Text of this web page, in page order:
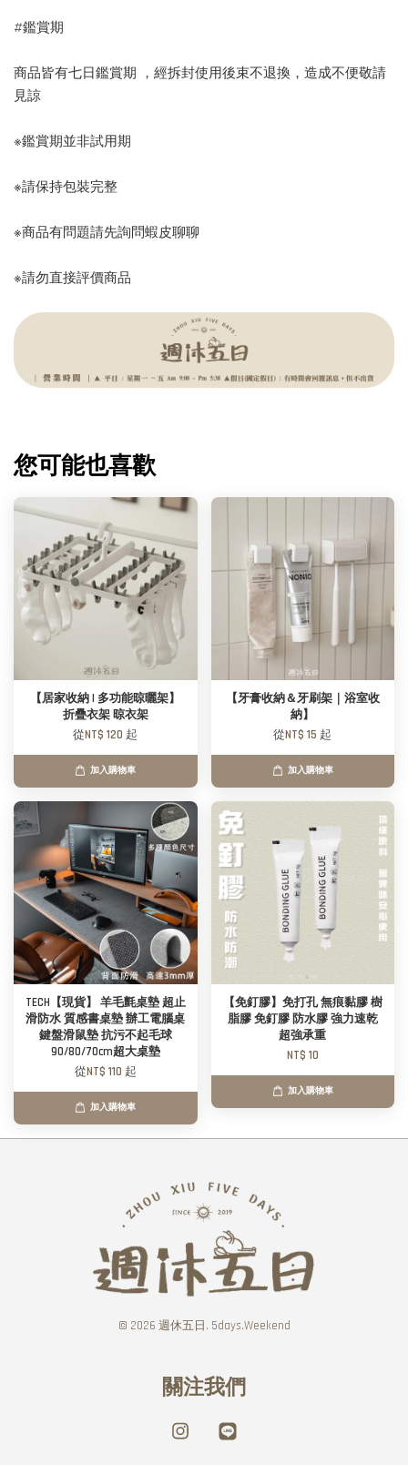
#鑑賞期
商品皆有七日鑑賞期 ，經拆封使用後束不退換，造成不便敬請
見諒
※鑑賞期並非試用期
※請保持包裝完整
※商品有問題請先詢問蝦皮聊聊
※請勿直接評價商品
您可能也喜歡
【居家收納 | 多功能晾曬架】
折疊衣架 晾衣架
從NT$ 120 起
加入購物車
【牙膏收納＆牙刷架｜浴室收
納】
從NT$ 15 起
加入購物車
TECH【現貨】 羊毛氈桌墊 超止
滑防水 質感書桌墊 辦工電腦桌
鍵盤滑鼠墊 抗污不起毛球
90/80/70cm超大桌墊
從NT$ 110 起
加入購物車
【免釘膠】免打孔 無痕黏膠 樹
脂膠 免釘膠 防水膠 強力速乾
超強承重
NT$ 10
加入購物車
© 2026 週休五日. 5days.Weekend
關注我們
Instagram